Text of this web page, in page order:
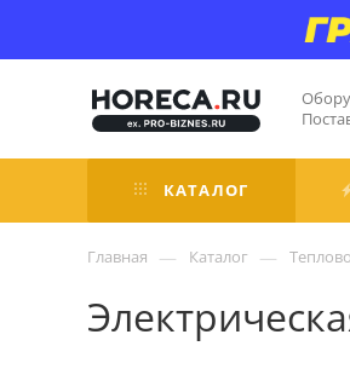
КАТАЛОГ
Главная — Каталог —